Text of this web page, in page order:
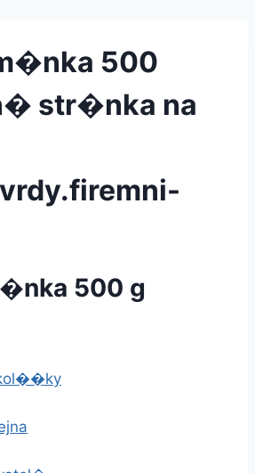
500
str�nka na
500 g